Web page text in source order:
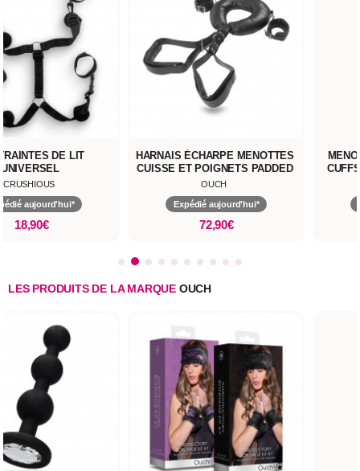
DE LIT
UNIVERSEL
CRUSHIOUS
aujourd'hui*
18,90€
HARNAIS ÉCHARPE MENOTTES
CUISSE ET POIGNETS PADDED
THIGH SLING
OUCH
Expédié aujourd'hui*
72,90€
LES PRODUITS DE LA MARQUE OUCH